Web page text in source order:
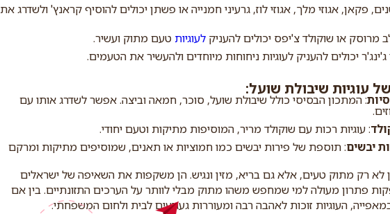
פקאן, אגוזי מלך, אגוזי לוז, גרעיני חמנייה או פשתן יכולים להוסיף קראנץ' ולשדרג את
מרוסק או שוקולד צ'יפס יכולים להעניק לעוגיות טעם מתוק ועשיר.
ג'ינג'ר יכולים להעניק לעוגיות ניחוחות מיוחדים ולהעשיר את הטעמים.
עוגיות שיבולת שועל:
: המתכון הבסיסי כולל שיבולת שועל, סוכר, חמאה וביצה. אפשר לשדרג אותו עם
: עוגיות רכות עם שוקולד מריר, המוסיפות מתיקות וטעם יחודי.
יבשים: תוספת של פירות יבשים כמו חמוציות או תאנים, שמוסיפים מתיקות ומרקם
לא רק מתוק טעים, אלא גם בריא, מזין ונגיש. הן משקפות את השאיפה של ישראלים
פתרון מעולה למי שמחפש משהו מתוק מבלי לוותר על הערכים התזונתיים. בין אם
העוגיות זוכות לאהבה רבה ומעוררות געגועים לבית ולחום המשפחתי.